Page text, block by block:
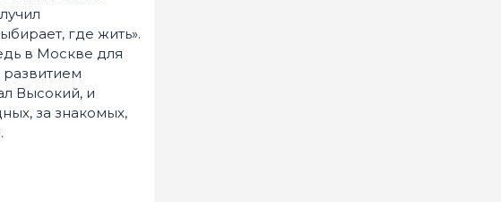
где жить».
в Москве для
Высокий, и
за знакомых,